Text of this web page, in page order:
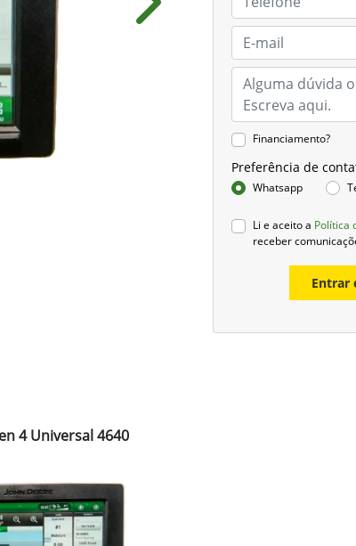
Financiamento?
Preferência de
Whatsapp
Li e aceito a Política
receber
Entrar
Próximo
4 Universal 4640